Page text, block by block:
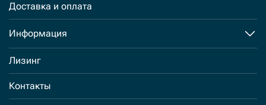
Доставка и оплата
Информация
Лизинг
Контакты